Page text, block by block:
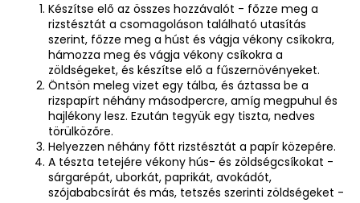
Készítse elő az összes hozzávalót - főzze meg a
rizstésztát a csomagoláson található utasítás
szerint, főzze meg a húst és vágja vékony csíkokra,
hámozza meg és vágja vékony csíkokra a
zöldségeket, és készítse elő a fűszernövényeket.
Öntsön meleg vizet egy tálba, és áztassa be a
rizspapírt néhány másodpercre, amíg megpuhul és
hajlékony lesz. Ezután tegyük egy tiszta, nedves
törülközőre.
Helyezzen néhány főtt rizstésztát a papír közepére.
A tészta tetejére vékony hús- és zöldségcsíkokat -
sárgarépát, uborkát, paprikát, avokádót,
szójababcsírát és más, tetszés szerinti zöldségeket -